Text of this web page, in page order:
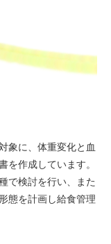
象に、体重変化と血
を作成しています。
で検討を行い、また
態を計画し給食管理